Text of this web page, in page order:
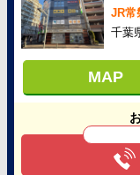
JR常
千葉
MAP